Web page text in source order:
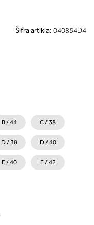
Šifra artikla: 040854D4
B / 44 C / 38
D / 38 D / 40
E / 40 E / 42